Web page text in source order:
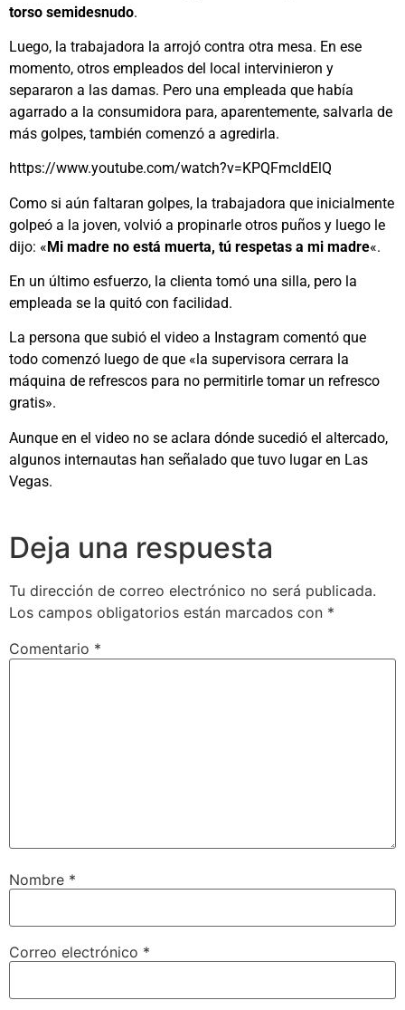
torso semidesnudo.
Luego, la trabajadora la arrojó contra otra mesa. En ese
momento, otros empleados del local intervinieron y
separaron a las damas. Pero una empleada que había
agarrado a la consumidora para, aparentemente, salvarla de
más golpes, también comenzó a agredirla.
https://www.youtube.com/watch?v=KPQFmcldElQ
Como si aún faltaran golpes, la trabajadora que inicialmente
golpeó a la joven, volvió a propinarle otros puños y luego le
dijo: «Mi madre no está muerta, tú respetas a mi madre«.
En un último esfuerzo, la clienta tomó una silla, pero la
empleada se la quitó con facilidad.
La persona que subió el video a Instagram comentó que
todo comenzó luego de que «la supervisora cerrara la
máquina de refrescos para no permitirle tomar un refresco
gratis».
Aunque en el video no se aclara dónde sucedió el altercado,
algunos internautas han señalado que tuvo lugar en Las
Vegas.
Deja una respuesta
Tu dirección de correo electrónico no será publicada.
Los campos obligatorios están marcados con *
Comentario *
Nombre *
Correo electrónico *